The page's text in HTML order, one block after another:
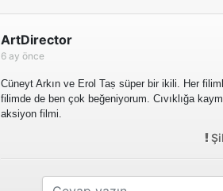
ArtDirector
6 ay önce
Cüneyt Arkın ve Erol Taṣ süper bir ikili. Her
filimde de ben çok beğeniyorum. Cıvıklığa
aksiyon filmi.